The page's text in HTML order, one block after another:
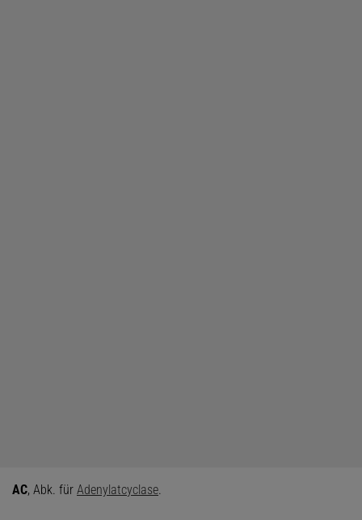
AC, Abk. für Adenylatcyclase.